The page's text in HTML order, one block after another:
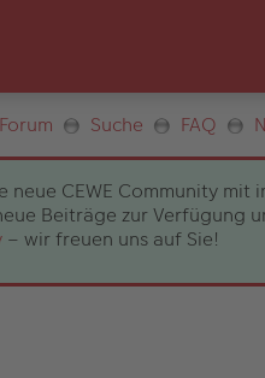
Forum Suche FAQ
neue CEWE Community
Beiträge zur Verfügung
– wir freuen uns auf Sie!